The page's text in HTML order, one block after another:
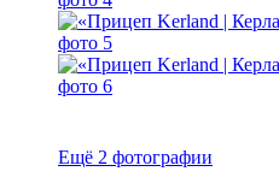
Ещё 2 фотографии